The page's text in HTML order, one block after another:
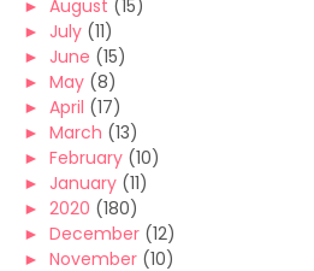
► August (15)
► July (11)
► June (15)
► May (8)
► April (17)
► March (13)
► February (10)
► January (11)
► 2020 (180)
► December (12)
► November (10)